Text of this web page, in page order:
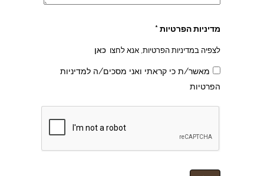
מדיניות הפרטיות *
לצפיה במדיניות הפרטיות, אנא לחצו כאן
מאשר/ת כי קראתי ואני מסכים/ה למדיניות
הפרטיות